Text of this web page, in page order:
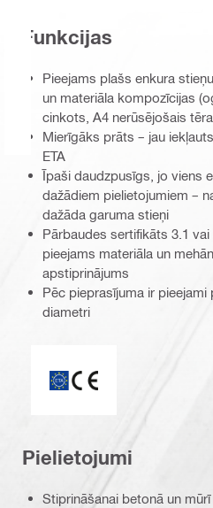
Funkcijas
Pieejams plašs enkura
un materiāla kompozīcijas
cinkots, A4 nerūsējošais
Mierīgāks prāts – jau
ETA
Īpaši daudzpusīgs, jo viens
dažādiem pielietojumiem –
dažāda garuma stieņi
Pārbaudes sertifikāts 3.1
pieejams materiāla un
apstiprinājums
Pēc pieprasījuma ir
diametri
Pielietojumi
Stiprināšanai betonā un